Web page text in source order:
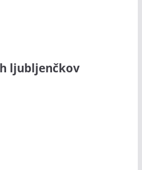
ljubljenčkov